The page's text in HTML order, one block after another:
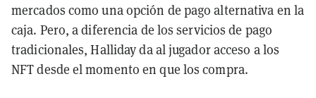
mercados como una opción de pago alternativa en la
caja. Pero, a diferencia de los servicios de pago
tradicionales, Halliday da al jugador acceso a los
NFT desde el momento en que los compra.